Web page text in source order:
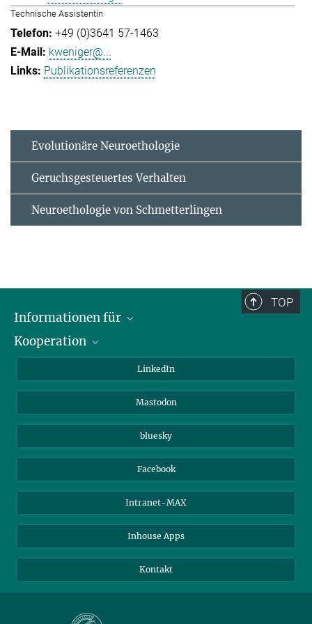
Technische Assistentin
+49 (0)3641 57-1463
kweniger@...
Publikationsreferenzen
Evolutionäre Neuroethologie
Geruchsgesteuertes Verhalten
Neuroethologie von Schmetterlingen
TOP
Informationen für
Journalisten
Kooperation
Max-Planck-Gesellschaft
Beutenberg Campus e.V.
LinkedIn
Mastodon
bluesky
Facebook
Intranet-MAX
Inhouse Apps
Kontakt